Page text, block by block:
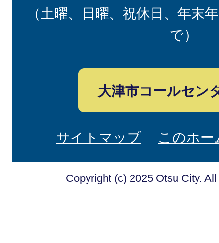
（土曜、日曜、祝休日、年末
で）
大津市コールセン
サイトマップ このホ
Copyright (c) 2025 Otsu City.